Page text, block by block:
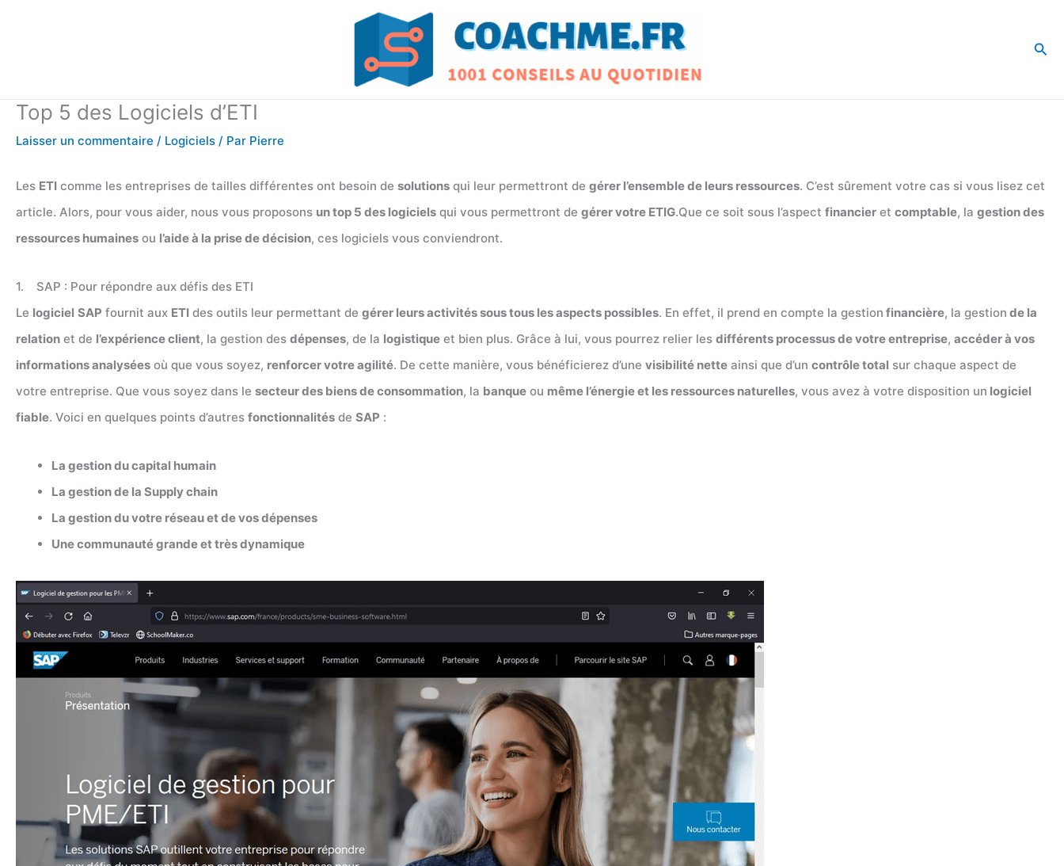
Top 5 des Logiciels d’ETI
Laisser un commentaire / Logiciels / Par Pierre
Les ETI comme les entreprises de tailles différentes ont besoin de solutions qui leur permettront de gérer l’ensemble de leurs ressources. C’est sûrement votre cas si vous lisez cet
article. Alors, pour vous aider, nous vous proposons un top 5 des logiciels qui vous permettront de gérer votre ETIG.Que ce soit sous l’aspect financier et comptable, la gestion des
ressources humaines ou l’aide à la prise de décision, ces logiciels vous conviendront.
1. SAP : Pour répondre aux défis des ETI
Le logiciel SAP fournit aux ETI des outils leur permettant de gérer leurs activités sous tous les aspects possibles. En effet, il prend en compte la gestion financière, la gestion de la
relation et de l’expérience client, la gestion des dépenses, de la logistique et bien plus. Grâce à lui, vous pourrez relier les différents processus de votre entreprise, accéder à vos
informations analysées où que vous soyez, renforcer votre agilité. De cette manière, vous bénéficierez d’une visibilité nette ainsi que d’un contrôle total sur chaque aspect de
votre entreprise. Que vous soyez dans le secteur des biens de consommation, la banque ou même l’énergie et les ressources naturelles, vous avez à votre disposition un logiciel
fiable. Voici en quelques points d’autres fonctionnalités de SAP :
La gestion du capital humain
La gestion de la Supply chain
La gestion du votre réseau et de vos dépenses
Une communauté grande et très dynamique